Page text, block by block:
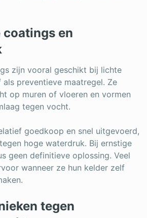
en
zijn vooral geschikt bij lichte
preventieve maatregel. Ze
op muren of vloeren en vormen
tegen vocht.
goedkoop en snel uitgevoerd,
hoge waterdruk. Bij ernstige
geen definitieve oplossing. Veel
wanneer ze hun kelder zelf
tegen